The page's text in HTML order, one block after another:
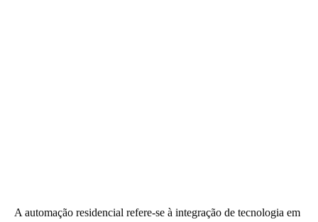
A automação residencial refere-se à integração de tecnologia em